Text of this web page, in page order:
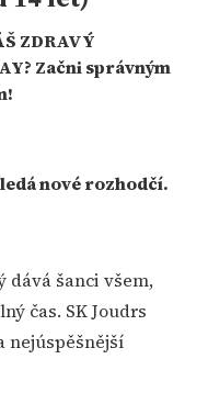
ZDRAVÝ
Začni správným
nové rozhodčí.
dává šanci všem,
čas. SK Joudrs
nejúspěšnější